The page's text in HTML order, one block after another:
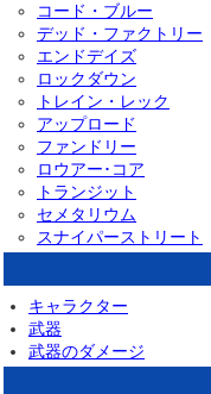
コード・ブルー
デッド・ファクトリー
エンドデイズ
ロックダウン
トレイン・レック
アップロード
ファンドリー
ロウアー･コア
トランジット
セメタリウム
スナイパーストリート
キャラクター
武器
武器のダメージ